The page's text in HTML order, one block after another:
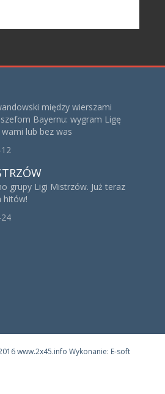
między wierszami
Bayernu: wygram Ligę
lub bez was
grupy Ligi Mistrzów. Już teraz
hitów!
www.2x45.info Wykonanie: E-soft